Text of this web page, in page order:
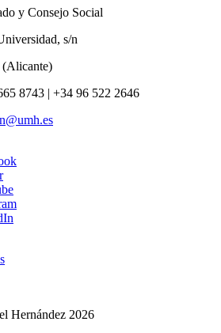
y Consejo Social
s/n
(Alicante)
8743 | +34 96 522 2646
Hernández 2026